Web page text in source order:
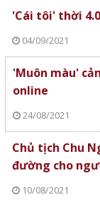
'Cái tôi' thời
04/09/2021
'Muôn màu'
online
24/08/2021
Chủ tịch Chu
đường cho
10/08/2021